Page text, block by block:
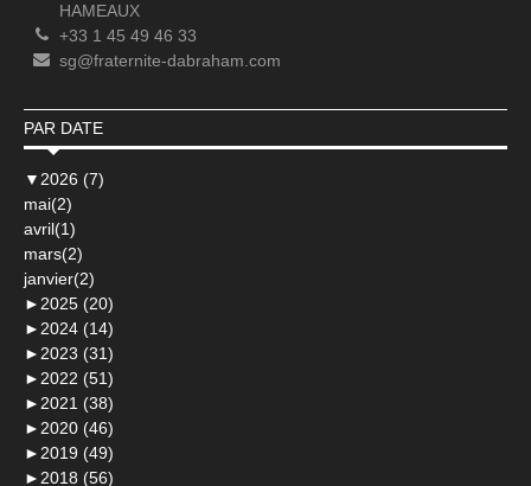
HAMEAUX
+33 1 45 49 46 33
sg@fraternite-dabraham.com
PAR DATE
▼ 2026 (7)
mai(2)
avril(1)
mars(2)
janvier(2)
► 2025 (20)
► 2024 (14)
► 2023 (31)
► 2022 (51)
► 2021 (38)
► 2020 (46)
► 2019 (49)
► 2018 (56)